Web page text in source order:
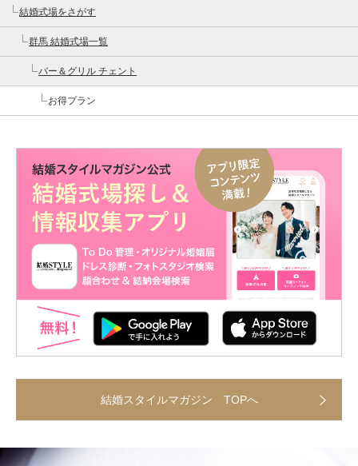
結婚式場をさがす
群馬 結婚式場一覧
バー＆グリル チェント
お得プラン
結婚スタイルマガジン TOPへ